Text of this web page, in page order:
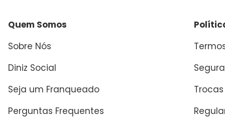
Quem Somos
Sobre Nós
Diniz Social
Seja um Franqueado
Perguntas Frequentes